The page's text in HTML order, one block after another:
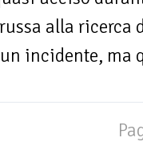
alla ricerca
incidente, ma